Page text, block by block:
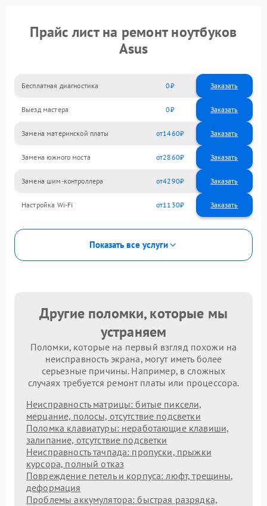
Прайс лист на ремонт ноутбуков
Asus
Бесплатная диагностика 0 Заказать
Выезд мастера 0 Заказать
Замена материнской платы 1460
Замена южного моста 2860
Замена шим-контроллера 4290
Настройка Wi-Fi 1130
Показать все услуги
Другие поломки, которые мы
устраняем
Поломки, которые на первый взгляд похожи на
неисправность экрана, могут иметь более
серьезные причины. Например, в сложных
случаях требуется ремонт платы или процессора.
Неисправность матрицы: битые пиксели,
мерцание, полосы, отсутствие подсветки
Поломка клавиатуры: неработающие клавиши,
залипание, отсутствие подсветки
Неисправность тачпада: пропуски, прыжки
курсора, полный отказ
Повреждение петель и корпуса: люфт, трещины,
деформация
Проблемы аккумулятора: быстрая разрядка,